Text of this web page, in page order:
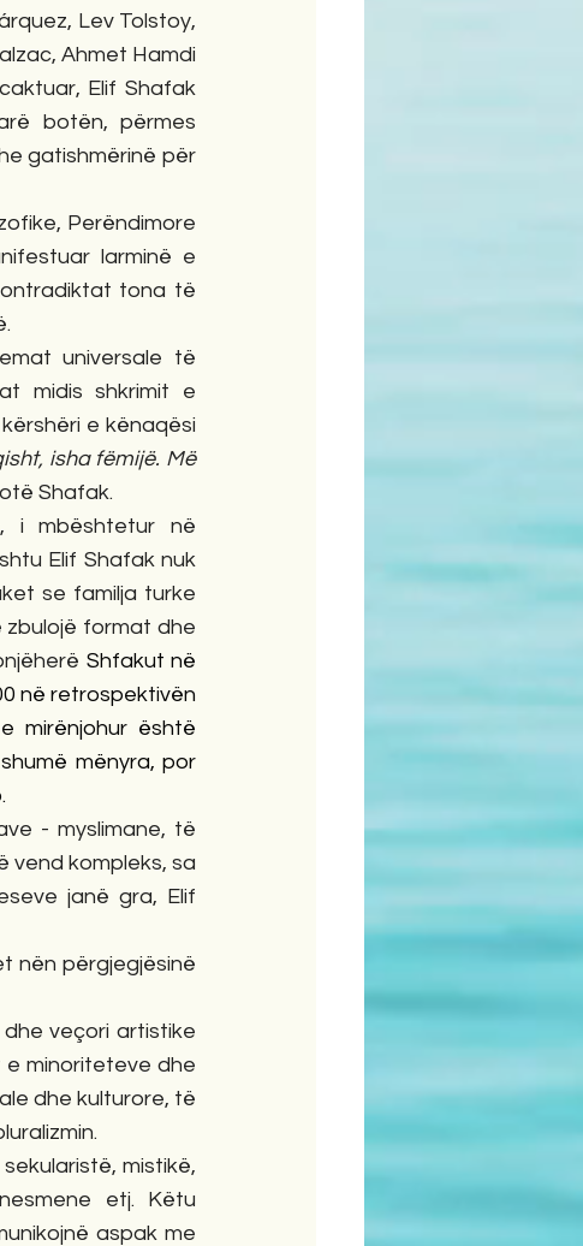
Ahmet Hamdi
Elif Shafak
botën, përmes
gatishmërinë për
Perëndimore
larminë e
tona të
universale të
midis shkrimit e
e kënaqësi
isha fëmijë. Më
Shafak.
Elif Shafak nuk
se familja turke
zbulojë format dhe
Shfakut në
në retrospektivën
mirënjohur është
mënyra, por
- myslimane, të
vend kompleks, sa
janë gra, Elif
nën përgjegjësinë
veçori artistike
minoriteteve dhe
dhe kulturore, të
mistikë,
etj. Këtu
aspak me